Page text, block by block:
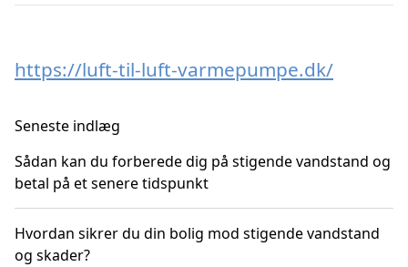
https://luft-til-luft-varmepumpe.dk/
Seneste indlæg
Sådan kan du forberede dig på stigende vandstand og
betal på et senere tidspunkt
Hvordan sikrer du din bolig mod stigende vandstand
og skader?